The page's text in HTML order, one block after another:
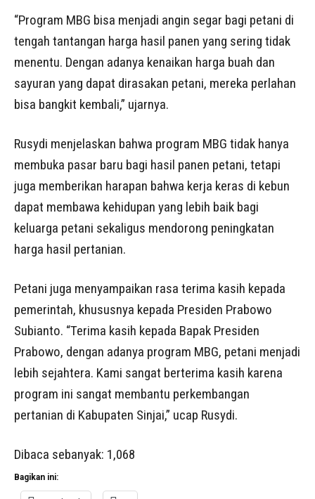
“Program MBG bisa menjadi angin segar bagi petani di
tengah tantangan harga hasil panen yang sering tidak
menentu. Dengan adanya kenaikan harga buah dan
sayuran yang dapat dirasakan petani, mereka perlahan
bisa bangkit kembali,” ujarnya.
Rusydi menjelaskan bahwa program MBG tidak hanya
membuka pasar baru bagi hasil panen petani, tetapi
juga memberikan harapan bahwa kerja keras di kebun
dapat membawa kehidupan yang lebih baik bagi
keluarga petani sekaligus mendorong peningkatan
harga hasil pertanian.
Petani juga menyampaikan rasa terima kasih kepada
pemerintah, khususnya kepada Presiden Prabowo
Subianto. “Terima kasih kepada Bapak Presiden
Prabowo, dengan adanya program MBG, petani menjadi
lebih sejahtera. Kami sangat berterima kasih karena
program ini sangat membantu perkembangan
pertanian di Kabupaten Sinjai,” ucap Rusydi.
Dibaca sebanyak: 1,068
Bagikan ini: